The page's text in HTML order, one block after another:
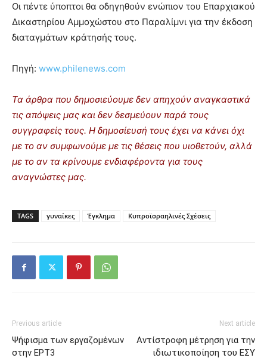
Οι πέντε ύποπτοι θα οδηγηθούν ενώπιον του Επαρχιακού
Δικαστηρίου Αμμοχώστου στο Παραλίμνι για την έκδοση
διαταγμάτων κράτησής τους.
Πηγή: www.philenews.com
Τα άρθρα που δημοσιεύουμε δεν απηχούν αναγκαστικά
τις απόψεις μας και δεν δεσμεύουν παρά τους
συγγραφείς τους. Η δημοσίευσή τους έχει να κάνει όχι
με το αν συμφωνούμε με τις θέσεις που υιοθετούν, αλλά
με το αν τα κρίνουμε ενδιαφέροντα για τους
αναγνώστες μας.
TAGS γυναίκες Έγκλημα Κυπροϊσραηλινές Σχέσεις
Previous article
Ψήφισμα των εργαζομένων
στην ΕΡΤ3
Next article
Αντίστροφη μέτρηση για την
ιδιωτικοποίηση του ΕΣΥ